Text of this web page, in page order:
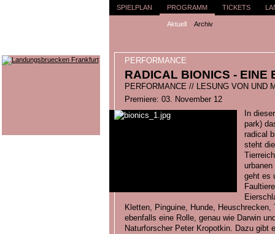
SPIELPLAN PROGRAMM
Aktuell Archiv
TICKETS
PERFORMANCE
RADICAL BIONICS - EINE
PERFORMANCE // LESUNG VON UND
Premiere: 03. November 12
In
park)
radical
steht
geht es
Kletten, Pinguine, Hunde, Heuschrecken,
ebenfalls eine Rolle, genau wie Darwin
Naturforscher Peter Kropotkin. Dazu gibt